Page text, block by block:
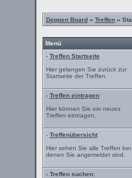
Deppen Board» Treffen»
Menü
- Treffen Startseite
Hier gelangen Sie zurück zur
Startseite der Treffen.
- Treffen eintragen
Hier können Sie ein neues
Treffen eintragen.
- Treffenübersicht
Hier sehen Sie alle Treffen bei
denen Sie angemeldet sind.
- Treffen suchen: